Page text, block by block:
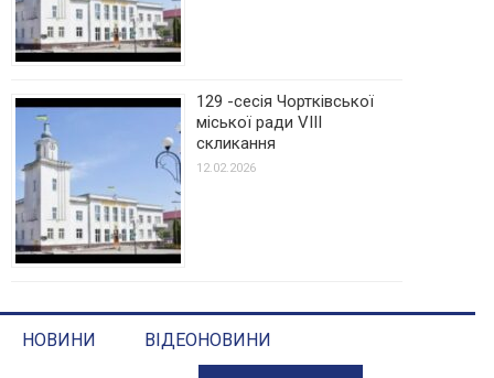
129 -сесія Чортківської
міської ради VIII
скликання
12.02.2026
НОВИНИ ВІДЕОНОВИНИ